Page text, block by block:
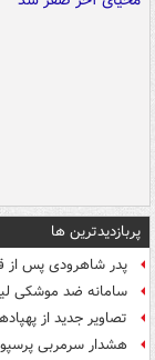
پربازدیدترین ها
پدر شاهرودی پس از
سامانه ضد موشکی
تصاویر جدید از
هشدار سرمربی